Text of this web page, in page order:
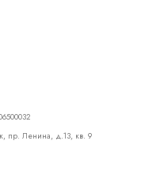
пр. Ленина, д.13, кв. 9